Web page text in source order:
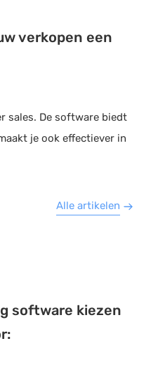
verkopen een
sales. De software biedt
je ook effectiever in
Alle artikelen
software kiezen